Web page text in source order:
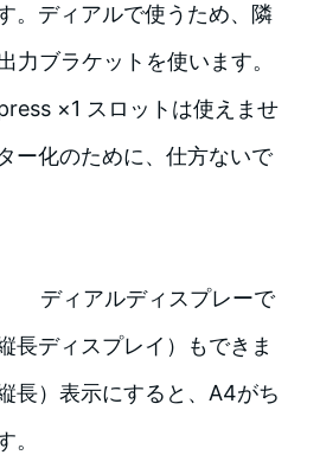
。ディアルで使うため、隣
力ブラケットを使います。
×1 スロットは使えませ
ー化のために、仕方ないで
ディアルディスプレーで
長ディスプレイ）もできま
長）表示にすると、A4がち
。